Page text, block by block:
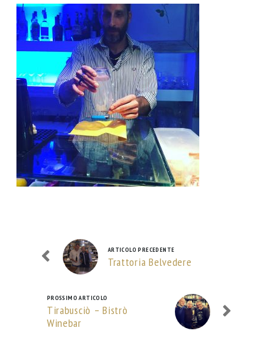
ARTICOLO PRECEDENTE
Trattoria Belvedere
PROSSIMO ARTICOLO
Tirabusciò – Bistrò
Winebar